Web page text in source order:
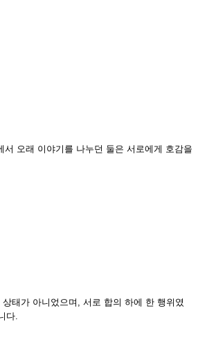
오래 이야기를 나누던 둘은 서로에게 호감을
태가 아니었으며, 서로 합의 하에 한 행위였
다.